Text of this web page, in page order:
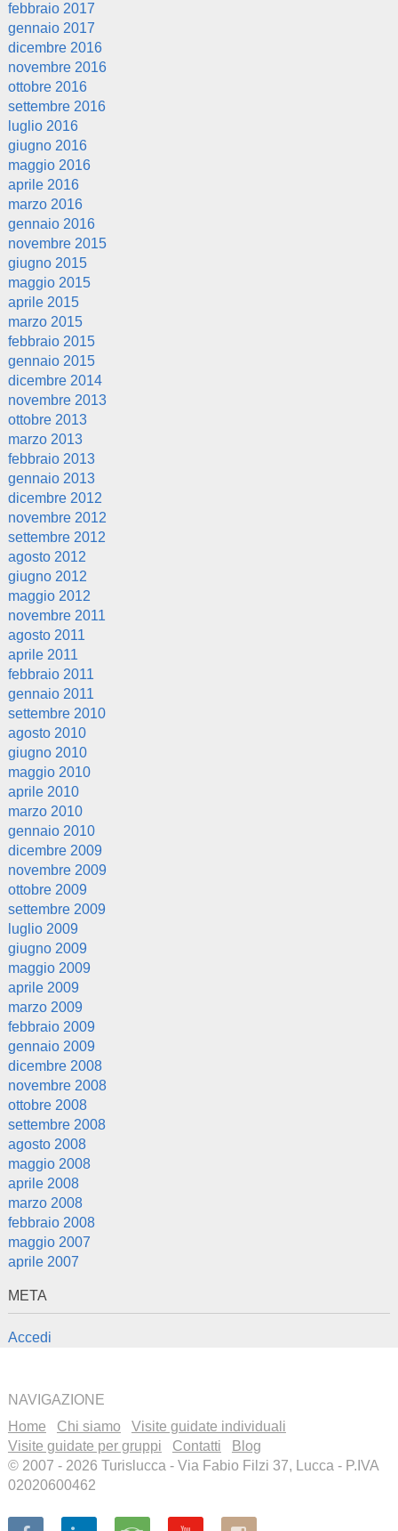
febbraio 2017
gennaio 2017
dicembre 2016
novembre 2016
ottobre 2016
settembre 2016
luglio 2016
giugno 2016
maggio 2016
aprile 2016
marzo 2016
gennaio 2016
novembre 2015
giugno 2015
maggio 2015
aprile 2015
marzo 2015
febbraio 2015
gennaio 2015
dicembre 2014
novembre 2013
ottobre 2013
marzo 2013
febbraio 2013
gennaio 2013
dicembre 2012
novembre 2012
settembre 2012
agosto 2012
giugno 2012
maggio 2012
novembre 2011
agosto 2011
aprile 2011
febbraio 2011
gennaio 2011
settembre 2010
agosto 2010
giugno 2010
maggio 2010
aprile 2010
marzo 2010
gennaio 2010
dicembre 2009
novembre 2009
ottobre 2009
settembre 2009
luglio 2009
giugno 2009
maggio 2009
aprile 2009
marzo 2009
febbraio 2009
gennaio 2009
dicembre 2008
novembre 2008
ottobre 2008
settembre 2008
agosto 2008
maggio 2008
aprile 2008
marzo 2008
febbraio 2008
maggio 2007
aprile 2007
META
Accedi
NAVIGAZIONE
Home
Chi siamo
Visite guidate individuali
Visite guidate per gruppi
Contatti
Blog
© 2007 - 2026 Turislucca - Via Fabio Filzi 37, Lucca - P.IVA
02020600462